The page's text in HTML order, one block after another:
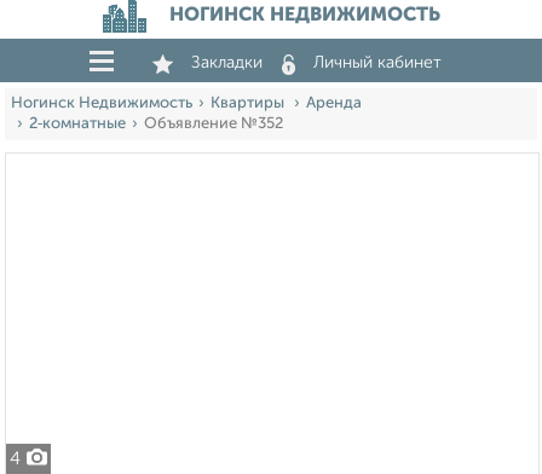
НОГИНСК НЕДВИЖИМОСТЬ
Закладки Личный кабинет
Ногинск Недвижимость Квартиры
Аренда
2‑комнатные
Объявление №352
4